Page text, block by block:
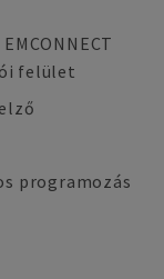
felület
programozás